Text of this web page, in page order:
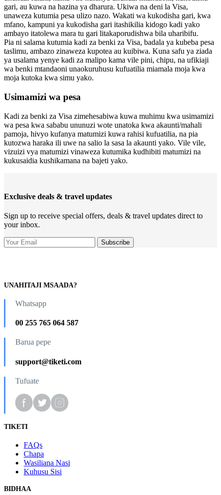
gari, au kuwa na hazina ya dharura. Ukiwa na deni la Visa,
unaweza kutumia pesa ulizo nazo. Wakati wa kukodisha gari, kwa
mfano, kampuni ya kukodisha gari itashikilia kidogo kadi yako
ambayo itatolewa mara tu gari litakaporudishwa bila uharibifu.
Pia ni salama kutumia kadi za benki za Visa, badala ya kubeba pesa
taslimu, ambazo zinaweza kupotea au kuibiwa. Kuna safu ya ziada
ya usalama yenye kadi za malipo kama vile pini, chipu, na ufikiaji
wa benki mtandaoni unaokuruhusu kufuatilia miamala moja kwa
moja kutoka kwa simu yako.
Usimamizi wa pesa
Kadi za benki za Visa zimehesabiwa kuwa muhimu kwa usimamizi
wa pesa kwa sababu ununuzi wote unatoka kwa akaunti/mahali
pamoja, hivyo kufanya matumizi kuwa rahisi kufuatilia, na pia
kutozwa haraka ili uwe na salio la sasa la akaunti yako. Vile vile,
vizuizi vya matumizi vinaweza kutumika kudhibiti matumizi na
kukusaidia kushikamana na bajeti yako.
Exclusive deals & travel updates
Sign up to receive special offers, deals & travel updates direct to
your inbox.
UNAHITAJI MSAADA?
Whatsapp
00 255 765 064 587
Barua pepe
support@tiketi.com
Tufuate
TIKETI
FAQs
Chapa
Wasiliana Nasi
Kuhusu Sisi
BIDHAA